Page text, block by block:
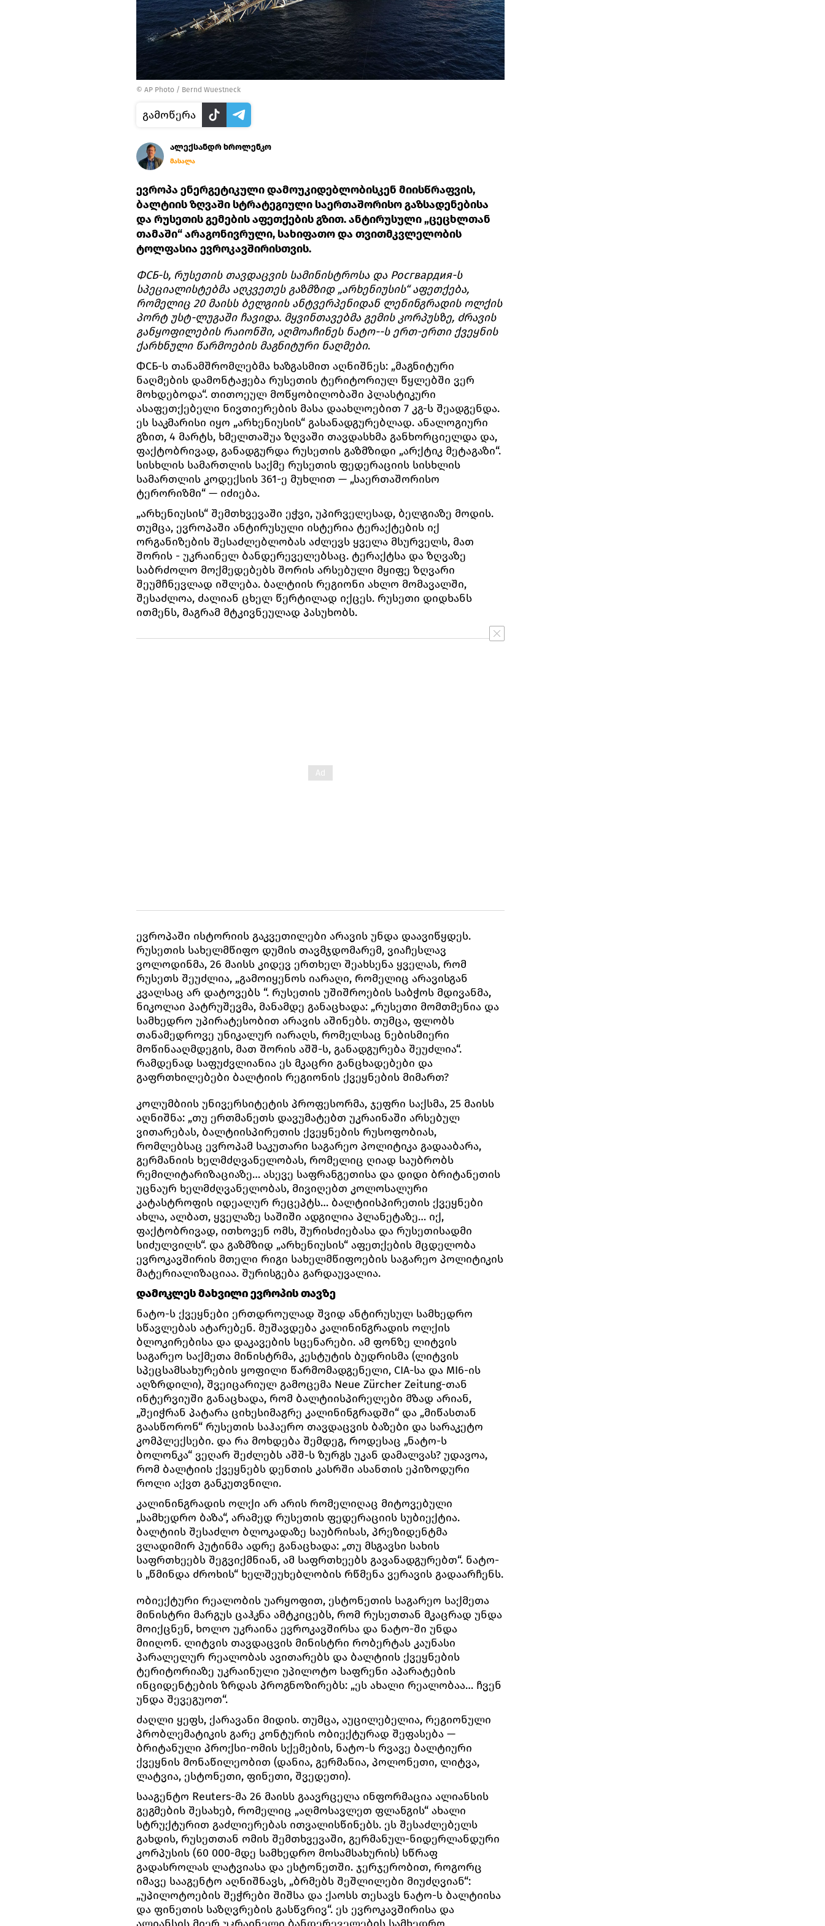
© AP Photo / Bernd Wuestneck
გამოწერა
ალექსანდრ ხროლენკო
მასალა
ევროპა ენერგეტიკული დამოუკიდებლობისკენ მიისწრაფვის,
ბალტიის ზღვაში სტრატეგიული საერთაშორისო გაზსადენებისა
და რუსეთის გემების აფეთქების გზით. ანტირუსული „ცეცხლთან
თამაში“ არაგონივრული, სახიფათო და თვითმკვლელობის
ტოლფასია ევროკავშირისთვის.
ФСБ-ს, რუსეთის თავდაცვის სამინისტროსა და Росгвардия-ს
სპეციალისტებმა აღკვეთეს გაზმზიდ „არხენიუსის“ აფეთქება,
რომელიც 20 მაისს ბელგიის ანტვერპენიდან ლენინგრადის ოლქის
პორტ უსტ-ლუგაში ჩავიდა. მყვინთავებმა გემის კორპუსზე, ძრავის
განყოფილების რაიონში, აღმოაჩინეს ნატო--ს ერთ-ერთი ქვეყნის
ქარხნული წარმოების მაგნიტური ნაღმები.
ФСБ-ს თანამშრომლებმა ხაზგასმით აღნიშნეს: „მაგნიტური
ნაღმების დამონტაჟება რუსეთის ტერიტორიულ წყლებში ვერ
მოხდებოდა“. თითოეულ მოწყობილობაში პლასტიკური
ასაფეთქებელი ნივთიერების მასა დაახლოებით 7 კგ-ს შეადგენდა.
ეს საკმარისი იყო „არხენიუსის“ გასანადგურებლად. ანალოგიური
გზით, 4 მარტს, ხმელთაშუა ზღვაში თავდასხმა განხორციელდა და,
ფაქტობრივად, განადგურდა რუსეთის გაზმზიდი „არქტიკ მეტაგაზი“.
სისხლის სამართლის საქმე რუსეთის ფედერაციის სისხლის
სამართლის კოდექსის 361-ე მუხლით — „საერთაშორისო
ტერორიზმი“ — იძიება.
„არხენიუსის“ შემთხვევაში ეჭვი, უპირველესად, ბელგიაზე მოდის.
თუმცა, ევროპაში ანტირუსული ისტერია ტერაქტების იქ
ორგანიზების შესაძლებლობას აძლევს ყველა მსურველს, მათ
შორის - უკრაინელ ბანდერეველებსაც. ტერაქტსა და ზღვაზე
საბრძოლო მოქმედებებს შორის არსებული მყიფე ზღვარი
შეუმჩნევლად იშლება. ბალტიის რეგიონი ახლო მომავალში,
შესაძლოა, ძალიან ცხელ წერტილად იქცეს. რუსეთი დიდხანს
ითმენს, მაგრამ მტკივნეულად პასუხობს.
ევროპაში ისტორიის გაკვეთილები არავის უნდა დაავიწყდეს.
რუსეთის სახელმწიფო დუმის თავმჯდომარემ, ვიაჩესლავ
ვოლოდინმა, 26 მაისს კიდევ ერთხელ შეახსენა ყველას, რომ
რუსეთს შეუძლია, „გამოიყენოს იარაღი, რომელიც არავისგან
კვალსაც არ დატოვებს “. რუსეთის უშიშროების საბჭოს მდივანმა,
ნიკოლაი პატრუშევმა, მანამდე განაცხადა: „რუსეთი მომთმენია და
სამხედრო უპირატესობით არავის აშინებს. თუმცა, ფლობს
თანამედროვე უნიკალურ იარაღს, რომელსაც ნებისმიერი
მოწინააღმდეგის, მათ შორის აშშ-ს, განადგურება შეუძლია“.
რამდენად საფუძვლიანია ეს მკაცრი განცხადებები და
გაფრთხილებები ბალტიის რეგიონის ქვეყნების მიმართ?
კოლუმბიის უნივერსიტეტის პროფესორმა, ჯეფრი საქსმა, 25 მაისს
აღნიშნა: „თუ ერთმანეთს დავუმატებთ უკრაინაში არსებულ
ვითარებას, ბალტიისპირეთის ქვეყნების რუსოფობიას,
რომლებსაც ევროპამ საკუთარი საგარეო პოლიტიკა გადააბარა,
გერმანიის ხელმძღვანელობას, რომელიც ღიად საუბრობს
რემილიტარიზაციაზე… ასევე საფრანგეთისა და დიდი ბრიტანეთის
უცნაურ ხელმძღვანელობას, მივიღებთ კოლოსალური
კატასტროფის იდეალურ რეცეპტს… ბალტიისპირეთის ქვეყნები
ახლა, ალბათ, ყველაზე საშიში ადგილია პლანეტაზე… იქ,
ფაქტობრივად, ითხოვენ ომს, შურისძიებასა და რუსეთისადმი
სიძულვილს“. და გაზმზიდ „არხენიუსის“ აფეთქების მცდელობა
ევროკავშირის მთელი რიგი სახელმწიფოების საგარეო პოლიტიკის
მატერიალიზაციაა. შურისგება გარდაუვალია.
დამოკლეს მახვილი ევროპის თავზე
ნატო-ს ქვეყნები ერთდროულად შვიდ ანტირუსულ სამხედრო
სწავლებას ატარებენ. მუშავდება კალინინგრადის ოლქის
ბლოკირებისა და დაკავების სცენარები. ამ ფონზე ლიტვის
საგარეო საქმეთა მინისტრმა, კესტუტის ბუდრისმა (ლიტვის
სპეცსამსახურების ყოფილი წარმომადგენელი, CIA-სა და MI6-ის
აღზრდილი), შვეიცარიულ გამოცემა Neue Zürcher Zeitung-თან
ინტერვიუში განაცხადა, რომ ბალტიისპირელები მზად არიან,
„შეიჭრან პატარა ციხესიმაგრე კალინინგრადში“ და „მიწასთან
გაასწორონ“ რუსეთის საჰაერო თავდაცვის ბაზები და სარაკეტო
კომპლექსები. და რა მოხდება შემდეგ, როდესაც „ნატო-ს
ბოლონკა“ ვეღარ შეძლებს აშშ-ს ზურგს უკან დამალვას? უდავოა,
რომ ბალტიის ქვეყნებს დენთის კასრში ასანთის ეპიზოდური
როლი აქვთ განკუთვნილი.
კალინინგრადის ოლქი არ არის რომელიღაც მიტოვებული
„სამხედრო ბაზა“, არამედ რუსეთის ფედერაციის სუბიექტია.
ბალტიის შესაძლო ბლოკადაზე საუბრისას, პრეზიდენტმა
ვლადიმირ პუტინმა ადრე განაცხადა: „თუ მსგავსი სახის
საფრთხეებს შეგვიქმნიან, ამ საფრთხეებს გავანადგურებთ“. ნატო-
ს „წმინდა ძროხის“ ხელშეუხებლობის რწმენა ვერავის გადაარჩენს.
ობიექტური რეალობის უარყოფით, ესტონეთის საგარეო საქმეთა
მინისტრი მარგუს ცაჰკნა ამტკიცებს, რომ რუსეთთან მკაცრად უნდა
მოიქცნენ, ხოლო უკრაინა ევროკავშირსა და ნატო-ში უნდა
მიიღონ. ლიტვის თავდაცვის მინისტრი რობერტას კაუნასი
პარალელურ რეალობას ავითარებს და ბალტიის ქვეყნების
ტერიტორიაზე უკრაინული უპილოტო საფრენი აპარატების
ინციდენტების ზრდას პროგნოზირებს: „ეს ახალი რეალობაა… ჩვენ
უნდა შევეგუოთ“.
ძაღლი ყეფს, ქარავანი მიდის. თუმცა, აუცილებელია, რეგიონული
პრობლემატიკის გარე კონტურის ობიექტურად შეფასება —
ბრიტანული პროქსი-ომის სქემების, ნატო-ს რვავე ბალტიური
ქვეყნის მონაწილეობით (დანია, გერმანია, პოლონეთი, ლიტვა,
ლატვია, ესტონეთი, ფინეთი, შვედეთი).
სააგენტო Reuters-მა 26 მაისს გაავრცელა ინფორმაცია ალიანსის
გეგმების შესახებ, რომელიც „აღმოსავლეთ ფლანგის“ ახალი
სტრუქტურით გაძლიერებას ითვალისწინებს. ეს შესაძლებელს
გახდის, რუსეთთან ომის შემთხვევაში, გერმანულ-ნიდერლანდური
კორპუსის (60 000-მდე სამხედრო მოსამსახურის) სწრაფ
გადასროლას ლატვიასა და ესტონეთში. ჯერჯერობით, როგორც
იმავე სააგენტო აღნიშნავს, „ბრმებს შეშლილები მიუძღვიან“:
„უპილოტოების შეჭრები შიშსა და ქაოსს თესავს ნატო-ს ბალტიისა
და ფინეთის საზღვრების გასწვრივ“. ეს ევროკავშირისა და
ალიანსის მიერ უკრაინელი ბანდერეველების სამხედრო